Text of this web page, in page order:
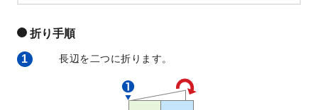
折り手順
1 長辺を二つに折ります。